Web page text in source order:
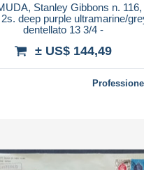
Stanley Gibbons n.
deep purple ultramarine/
dentellato 13 3/4 -
± US$ 144,49